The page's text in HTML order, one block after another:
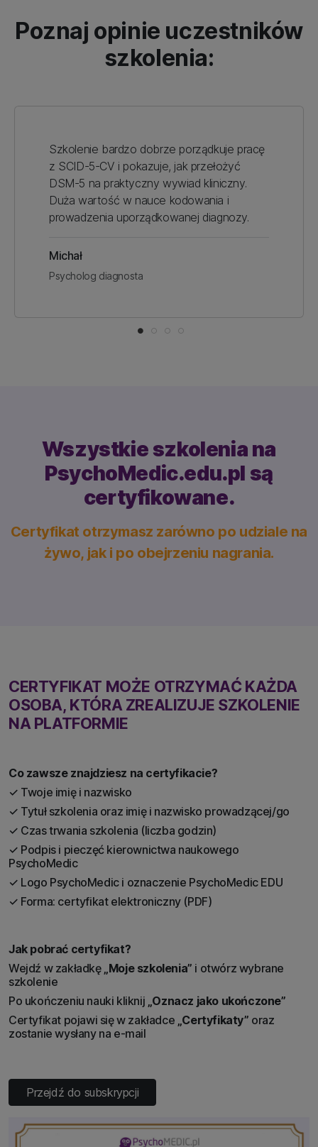
Poznaj opinie uczestników
szkolenia:
Szkolenie bardzo dobrze porządkuje pracę
z SCID-5-CV i pokazuje, jak przełożyć
DSM-5 na praktyczny wywiad kliniczny.
Duża wartość w nauce kodowania i
prowadzenia uporządkowanej diagnozy.
Michał
Psycholog diagnosta
Wszystkie szkolenia na
PsychoMedic.edu.pl są
certyfikowane.
Certyfikat otrzymasz zarówno po udziale na
żywo, jak i po obejrzeniu nagrania.
CERTYFIKAT MOŻE OTRZYMAĆ KAŻDA
OSOBA, KTÓRA ZREALIZUJE SZKOLENIE
NA PLATFORMIE
Co zawsze znajdziesz na certyfikacie?
✓ Twoje imię i nazwisko
✓ Tytuł szkolenia oraz imię i nazwisko prowadzącej/go
✓ Czas trwania szkolenia (liczba godzin)
✓ Podpis i pieczęć kierownictwa naukowego
PsychoMedic
✓ Logo PsychoMedic i oznaczenie PsychoMedic EDU
✓ Forma: certyfikat elektroniczny (PDF)
Jak pobrać certyfikat?
Wejdź w zakładkę „Moje szkolenia” i otwórz wybrane
szkolenie
Po ukończeniu nauki kliknij „Oznacz jako ukończone”
Certyfikat pojawi się w zakładce „Certyfikaty” oraz
zostanie wysłany na e-mail
Przejdź do subskrypcji